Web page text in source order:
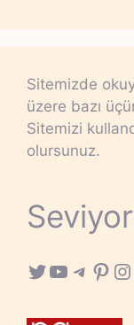
Sitemizde
üzere bazı
Sitemizi
olursunuz.
Twitter
YouTube